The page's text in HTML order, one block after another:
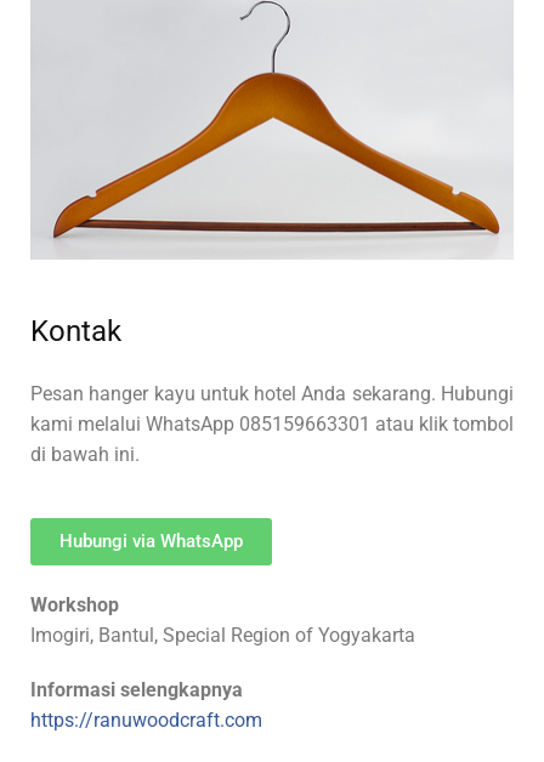
Kontak
Pesan hanger kayu untuk hotel Anda sekarang. Hubungi
kami melalui WhatsApp 085159663301 atau klik tombol
di bawah ini.
Hubungi via WhatsApp
Workshop
Imogiri, Bantul, Special Region of Yogyakarta
Informasi selengkapnya
https://ranuwoodcraft.com